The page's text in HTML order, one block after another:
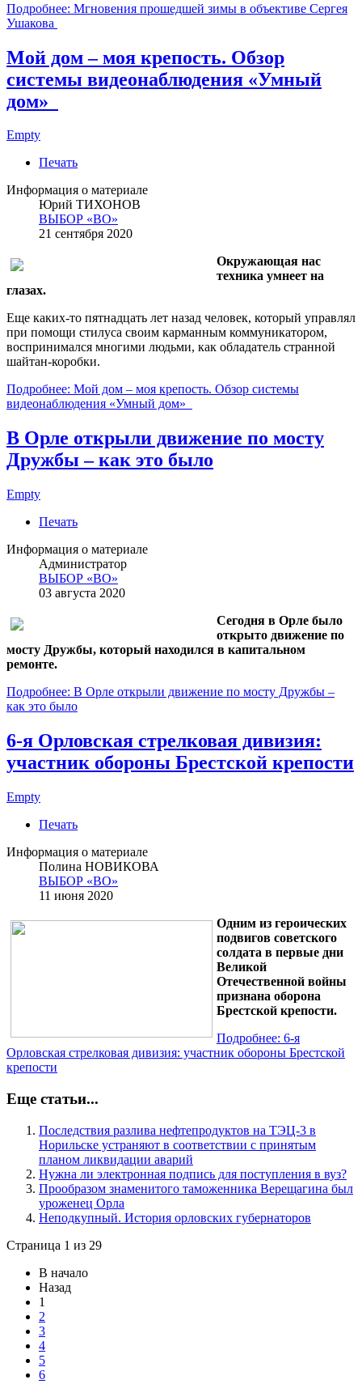
Подробнее: Мгновения прошедшей зимы в объективе Сергея
Ушакова
Мой дом – моя крепость. Обзор
системы видеонаблюдения «Умный
дом»
Empty
Печать
Информация о материале
Юрий ТИХОНОВ
ВЫБОР «ВО»
21 сентября 2020
Окружающая нас
техника умнеет на
глазах.
Еще каких-то пятнадцать лет назад человек, который управлял
при помощи стилуса своим карманным коммуникатором,
воспринимался многими людьми, как обладатель странной
шайтан-коробки.
Подробнее: Мой дом – моя крепость. Обзор системы
видеонаблюдения «Умный дом»
В Орле открыли движение по мосту
Дружбы – как это было
Empty
Печать
Информация о материале
Администратор
ВЫБОР «ВО»
03 августа 2020
Сегодня в Орле было
открыто движение по
мосту Дружбы, который находился в капитальном
ремонте.
Подробнее: В Орле открыли движение по мосту Дружбы –
как это было
6-я Орловская стрелковая дивизия:
участник обороны Брестской крепости
Empty
Печать
Информация о материале
Полина НОВИКОВА
ВЫБОР «ВО»
11 июня 2020
Одним из героических
подвигов советского
солдата в первые дни
Великой
Отечественной войны
признана оборона
Брестской крепости.
Подробнее: 6-я
Орловская стрелковая дивизия: участник обороны Брестской
крепости
Еще статьи...
Последствия разлива нефтепродуктов на ТЭЦ-3 в
Норильске устраняют в соответствии с принятым
планом ликвидации аварий
Нужна ли электронная подпись для поступления в вуз?
Прообразом знаменитого таможенника Верещагина был
уроженец Орла
Неподкупный. История орловских губернаторов
Страница 1 из 29
В начало
Назад
1
2
3
4
5
6